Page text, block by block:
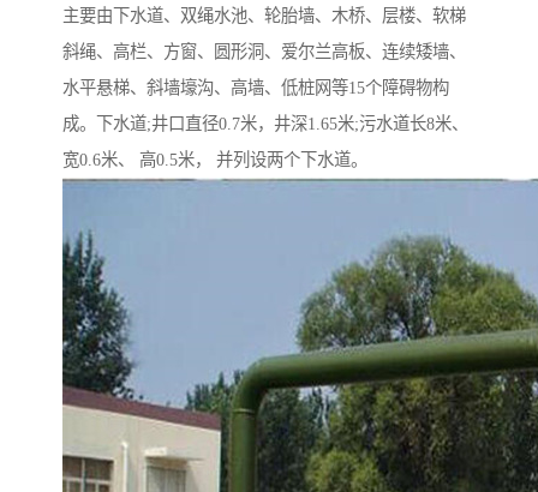
主要由下水道、双绳水池、轮胎墙、木桥、层楼、软梯
斜绳、高栏、方窗、圆形洞、爱尔兰高板、连续矮墙、
水平悬梯、斜墙壕沟、高墙、低桩网等15个障碍物构
成。下水道;井口直径0.7米，井深1.65米;污水道长8米、
宽0.6米、 高0.5米， 并列设两个下水道。